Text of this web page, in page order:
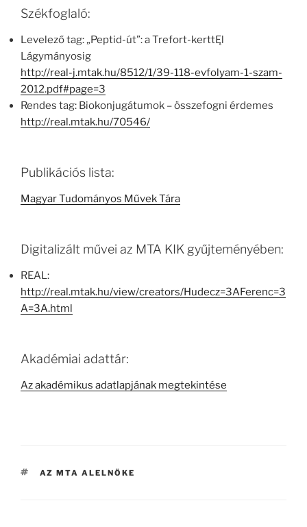
Székfoglaló:
Levelező tag: „Peptid-út”: a Trefort-kerttĘl
Lágymányosig
http://real-j.mtak.hu/8512/1/39-118-evfolyam-1-szam-
2012.pdf#page=3
Rendes tag: Biokonjugátumok – összefogni érdemes
http://real.mtak.hu/70546/
Publikációs lista:
Magyar Tudományos Művek Tára
Digitalizált művei az MTA KIK gyűjteményében:
REAL:
http://real.mtak.hu/view/creators/Hudecz=3AFerenc=3
A=3A.html
Akadémiai adattár:
Az akadémikus adatlapjának megtekintése
CÍMKÉK
AZ MTA ALELNÖKE